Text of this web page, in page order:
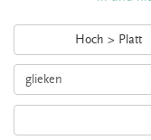
Hoch > Platt